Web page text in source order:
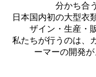
分かち合
日本国内初の大型衣
ザイン・生産・
私たちが行うのは、
ーマーの開発が